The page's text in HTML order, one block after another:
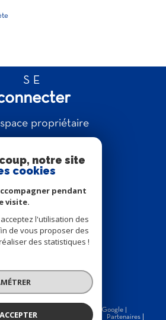
SE
propriétaire
suivre
NOUS
| Traduction powered by Google |
site Mentions légales Admin Partenaires
notre site
cookies
pendant
visite.
l'utilisation des
de vous proposer des
des statistiques !